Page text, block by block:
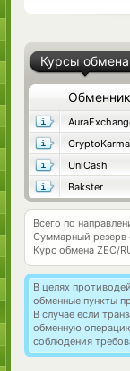
Курсы обмена
Обменник
CryptoKarma
UniCash
Bakster
Всего по
Суммарный резерв
Курс обмена ZEC/
В целях
обменные пункты
В случае если
обменную
соблюдения